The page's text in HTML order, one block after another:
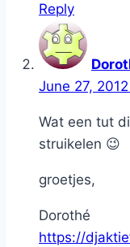
Reply
June 27,
Wat een tut
struikelen 😉
groetjes,
Dorothé
https://